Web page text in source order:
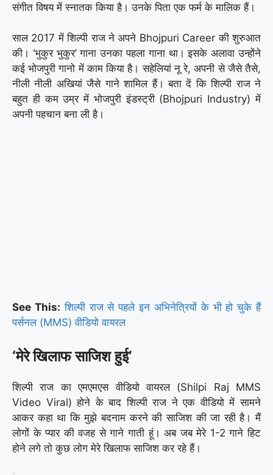
संगीत विषय में स्नातक किया है। उनके पिता एक फर्म के मालिक हैं।
साल 2017 में शिल्पी राज ने अपने Bhojpuri Career की शुरुआत
की। ‘भुकुर भुकुर’ गाना उनका पहला गाना था। इसके अलावा उन्होंने
कई भोजपुरी गानो में काम किया है। सहेलियां नू रे, अपनी से जैसे तैसे,
नीली नीली अखियां जैसे गाने शामिल हैं। बता दें कि शिल्पी राज ने
बहुत ही कम उम्र में भोजपुरी इंडस्ट्री (Bhojpuri Industry) में
अपनी पहचान बना ली है।
See This: शिल्पी राज से पहले इन अभिनेत्रियों के भी हो चुके हैं
पर्सनल (MMS) वीडियो वायरल
‘मेरे खिलाफ साजिश हुई’
शिल्पी राज का एमएमएस वीडियो वायरल (Shilpi Raj MMS
Video Viral) होने के बाद शिल्पी राज ने एक वीडियो में सामने
आकर कहा था कि मुझे बदनाम करने की साजिश की जा रही है। मैं
लोगों के प्यार की वजह से गाने गाती हूं। अब जब मेरे 1-2 गाने हिट
होने लगे तो कुछ लोग मेरे खिलाफ साजिश कर रहे हैं।